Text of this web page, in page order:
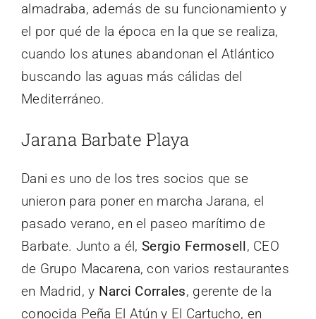
almadraba, además de su funcionamiento y
el por qué de la época en la que se realiza,
cuando los atunes abandonan el Atlántico
buscando las aguas más cálidas del
Mediterráneo.
Jarana Barbate Playa
Dani es uno de los tres socios que se
unieron para poner en marcha Jarana, el
pasado verano, en el paseo marítimo de
Barbate. Junto a él, Sergio Fermosell, CEO
de Grupo Macarena, con varios restaurantes
en Madrid, y Narci Corrales, gerente de la
conocida Peña El Atún y El Cartucho, en